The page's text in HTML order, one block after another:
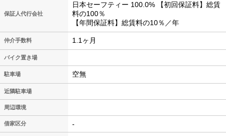
保証人代行会社
日本セーフティー 100.0% 【初回保証料】総賃
料の100％
【年間保証料】総賃料の10％／年
仲介手数料 1.1ヶ月
バイク置き場
駐車場 空無
近隣駐車場
周辺環境
借家区分 -